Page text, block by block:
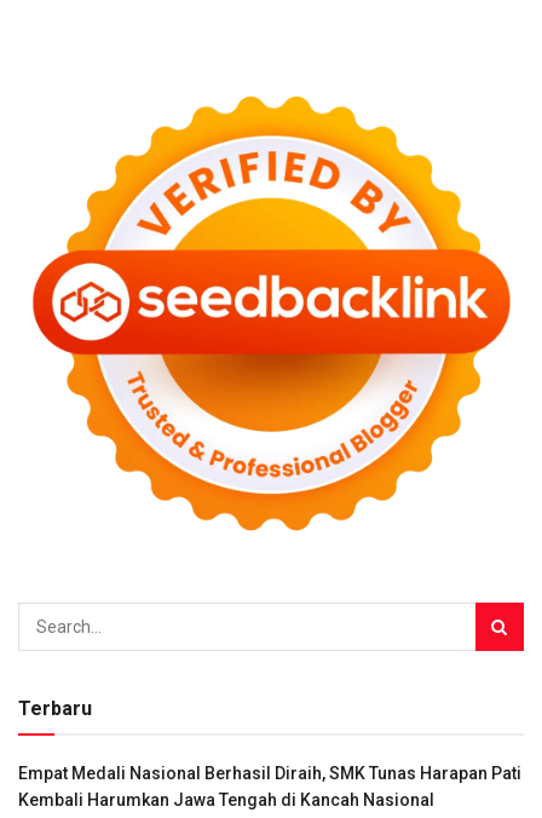
Terbaru
Empat Medali Nasional Berhasil Diraih, SMK Tunas Harapan Pati
Kembali Harumkan Jawa Tengah di Kancah Nasional